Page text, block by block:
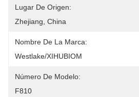
Lugar De Origen:
Zhejiang, China
Nombre De La Marca:
Westlake/XIHUBIOM
Número De Modelo:
F810